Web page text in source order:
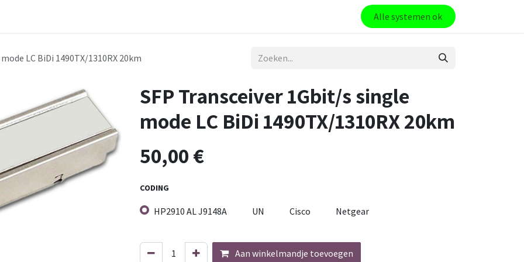
Alle systemen ok
LC BiDi 1490TX/1310RX 20km
SFP Transceiver 1Gbit/s single
mode LC BiDi 1490TX/1310RX 20km
50,00€
CODING
HP2910 AL J9148A UN Cisco Netgear
Aan winkelmandje toevoegen